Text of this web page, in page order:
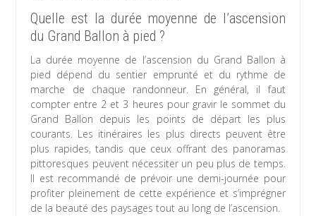
Quelle est la durée moyenne de l’ascension
du Grand Ballon à pied ?
La durée moyenne de l’ascension du Grand Ballon à
pied dépend du sentier emprunté et du rythme de
marche de chaque randonneur. En général, il faut
compter entre 2 et 3 heures pour gravir le sommet du
Grand Ballon depuis les points de départ les plus
courants. Les itinéraires les plus directs peuvent être
plus rapides, tandis que ceux offrant des panoramas
pittoresques peuvent nécessiter un peu plus de temps.
Il est recommandé de prévoir une demi-journée pour
profiter pleinement de cette expérience et s’imprégner
de la beauté des paysages tout au long de l’ascension.